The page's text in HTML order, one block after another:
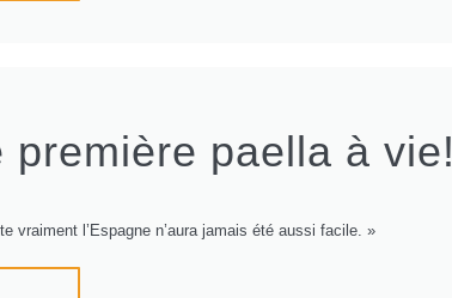
paella à vie!
vraiment l’Espagne n’aura jamais été aussi facile. »